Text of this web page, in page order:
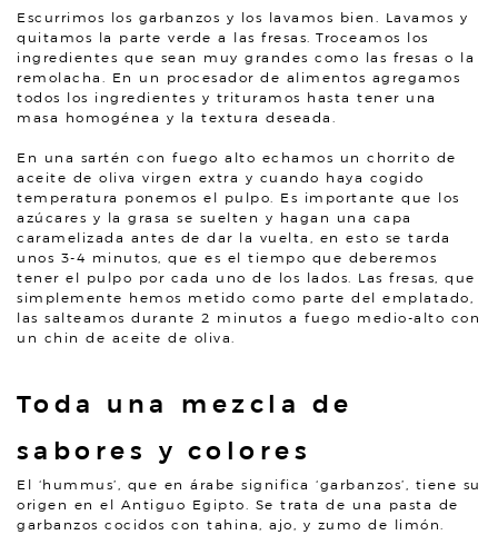
Escurrimos los garbanzos y los lavamos bien. Lavamos y
quitamos la parte verde a las fresas. Troceamos los
ingredientes que sean muy grandes como las fresas o la
remolacha. En un procesador de alimentos agregamos
todos los ingredientes y trituramos hasta tener una
masa homogénea y la textura deseada.
En una sartén con fuego alto echamos un chorrito de
aceite de oliva virgen extra y cuando haya cogido
temperatura ponemos el pulpo. Es importante que los
azúcares y la grasa se suelten y hagan una capa
caramelizada antes de dar la vuelta, en esto se tarda
unos 3-4 minutos, que es el tiempo que deberemos
tener el pulpo por cada uno de los lados. Las fresas, que
simplemente hemos metido como parte del emplatado,
las salteamos durante 2 minutos a fuego medio-alto con
un chin de aceite de oliva.
Toda una mezcla de
sabores y colores
El ‘hummus’, que en árabe significa ‘garbanzos’, tiene su
origen en el Antiguo Egipto. Se trata de una pasta de
garbanzos cocidos con tahina, ajo, y zumo de limón.